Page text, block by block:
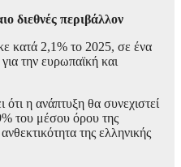
διεθνές περιβάλλον
κατά 2,1% το 2025, σε ένα
την ευρωπαϊκή και
η ανάπτυξη θα συνεχιστεί
του μέσου όρου της
της ελληνικής